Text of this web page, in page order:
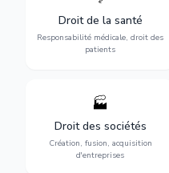
Droit de la santé
Responsabilité médicale, droit des
patients
médicales, responsabilité
des praticiens et
indemnisation.
🏭
Droit des sociétés
Création, fusion, acquisition
d'entreprises
Structuration de votre
société : création, fusion-
acquisition, gouvernance et
restructuration.